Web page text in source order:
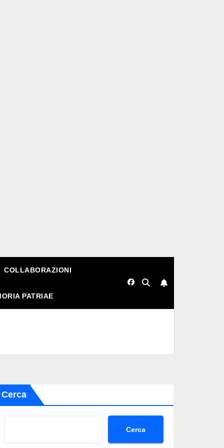
COLLABORAZIONI
PATRIAE
Cerca
Cerca